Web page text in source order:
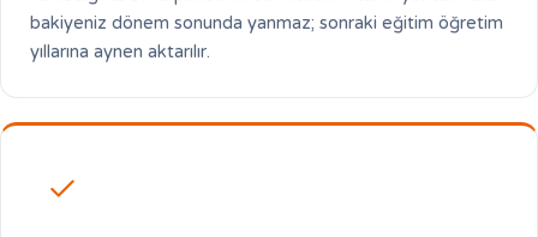
bakiyeniz dönem sonunda yanmaz; sonraki eğitim öğretim
yıllarına aynen aktarılır.